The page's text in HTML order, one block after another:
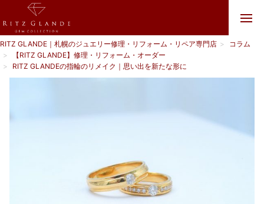
RITZ GLANDE｜札幌のジュエリー修理・リフォーム・リペア専門店
コラム
【RITZ GLANDE】修理・リフォーム・オーダー
RITZ GLANDEの指輪のリメイク｜思い出を新たな形に